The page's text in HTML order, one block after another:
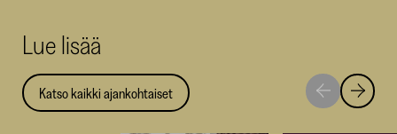
Lue lisää
Katso kaikki ajankohtaiset
Siirry
seuraavaan
Siirry